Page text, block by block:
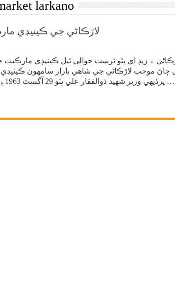
larkano
لاڙڪاڻي جي ڪينيڊي
۾ زيڊ اي ڀٽو ٽرسٽ حوالي ٿيل ڪينيڊي مارڪيٽ
ڄاڻ موجب لاڙڪاڻي جي شاهي بازار سامهون
پرڏيهي وزير شهيد ذوالفقار علي ڀٽو 29 آگسٽ 1963ع تي رکيو هو، ساڳئي سال ۾ 38 …